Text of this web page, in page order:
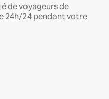
de voyageurs de
24h/24 pendant votre